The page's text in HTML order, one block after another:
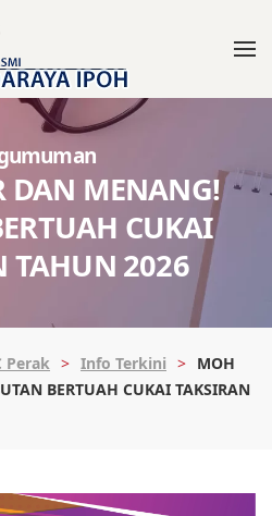
DAN MENANG!
CUKAI
TAHUN 2026
Perak Info Terkini
MOH
BERTUAH CUKAI TAKSIRAN